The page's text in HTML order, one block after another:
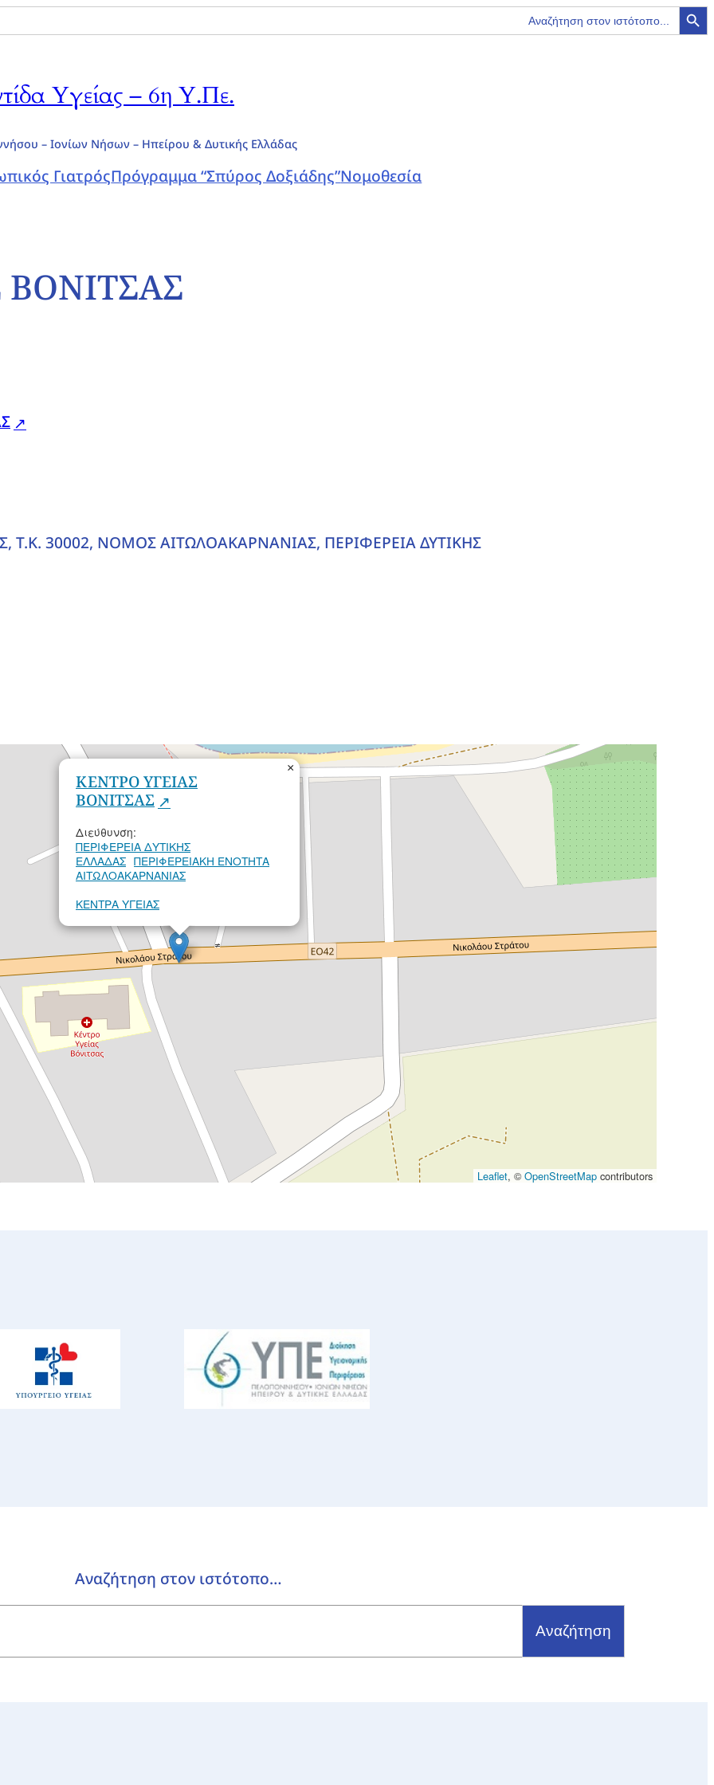
Search Button
Υγείας – 6η Υ.Πε.
– Ιονίων Νήσων – Ηπείρου & Δυτικής Ελλάδας
ΓιατρόςΠρόγραμμα “Σπύρος Δοξιάδης”Νομοθεσία
T.K. 30002, ΝΟΜΟΣ ΑΙΤΩΛΟΑΚΑΡΝΑΝΙΑΣ, ΠΕΡΙΦΕΡΕΙΑ ΔΥΤΙΚΗΣ
ΚΕΝΤΡΟ ΥΓΕΙΑΣ
ΒΟΝΙΤΣΑΣ
Διεύθυνση:
ΠΕΡΙΦΕΡΕΙΑ ΔΥΤΙΚΗΣ
ΕΛΛΑΔΑΣ ΠΕΡΙΦΕΡΕΙΑΚΗ ΕΝΟΤΗΤΑ
ΑΙΤΩΛΟΑΚΑΡΝΑΝΙΑΣ
ΚΕΝΤΡΑ ΥΓΕΙΑΣ
×
Leaflet, ©OpenStreetMap contributors
Αναζήτηση στον ιστότοπο…